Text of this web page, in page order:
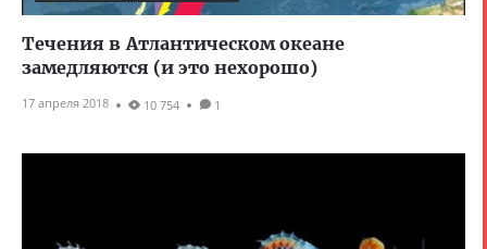
Течения в Атлантическом океане
замедляются (и это нехорошо)
17 апреля 2018 10 754 1